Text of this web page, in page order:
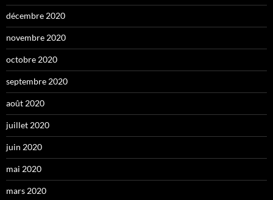
décembre 2020
novembre 2020
octobre 2020
septembre 2020
août 2020
juillet 2020
juin 2020
mai 2020
mars 2020